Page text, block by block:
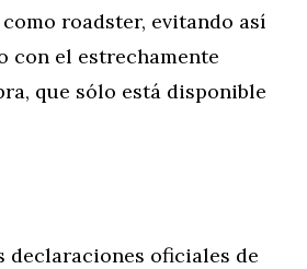
roadster, evitando así
con el estrechamente
que sólo está disponible
declaraciones oficiales de